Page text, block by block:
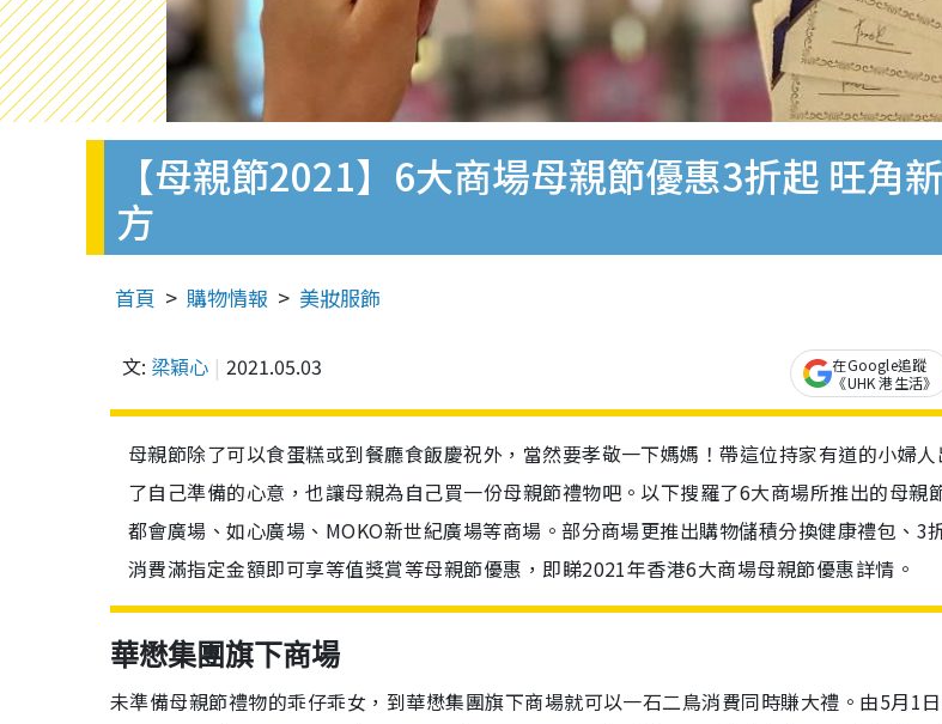
【母親節2021】6大商場母親節優惠3折起 旺
方
首頁 購物情報 美妝服飾
文: 梁穎心 2021.05.03
在Google追蹤
《UHK 港生活》
母親節除了可以食蛋糕或到餐廳食飯慶祝外，當然要孝敬一下媽媽！帶這位持家有道的小婦
了自己準備的心意，也讓母親為自己買一份母親節禮物吧。以下搜羅了6大商場所推出的母親
都會廣場、如心廣場、MOKO新世紀廣場等商場。部分商場更推出購物儲積分換健康禮包、3
消費滿指定金額即可享等值獎賞等母親節優惠，即睇2021年香港6大商場母親節優惠詳情。
華懋集團旗下商場
未準備母親節禮物的乖仔乖女，到華懋集團旗下商場就可以一石二鳥消費同時賺大禮。由5月1